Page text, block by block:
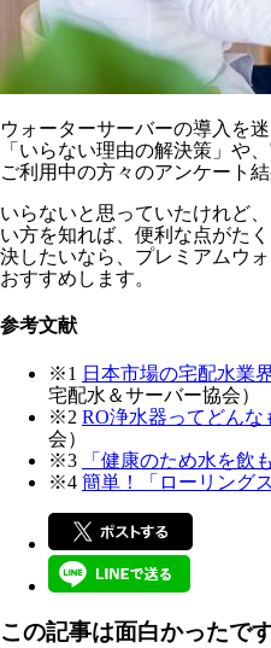
ウォーターサーバーの導入を
「いらない理由の解決策」や
ご利用中の方々のアンケート
いらないと思っていたけれど
い方を知れば、便利な点がた
決したいなら、プレミアムウ
おすすめします。
参考文献
※1 日本市場の宅配水業
宅配水＆サーバー協会）
※2 RO浄水器ってどんな
会）
※3
「健康のため水を飲
※4 簡単！「ローリング
この記事は面白かったで